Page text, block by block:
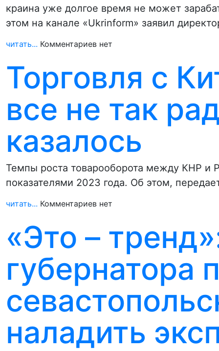
краина уже долгое время не может
этом на канале «Ukrinform» заявил
читать... Комментариев нет
Торговля с
все не так
казалось
Темпы роста товарооборота между КНР и
показателями 2023 года. Об этом,
читать... Комментариев нет
«Это –
губернатора
наладить